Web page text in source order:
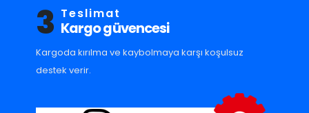
3 Teslimat
Kargo güvencesi
Kargoda kırılma ve kaybolmaya karşı koşulsuz
destek verir.